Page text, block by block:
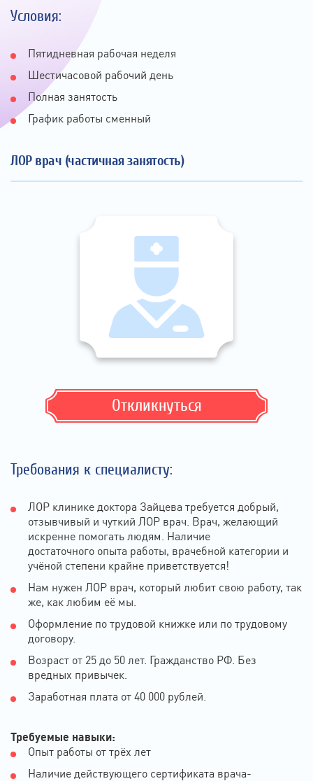
Условия:
Пятидневная рабочая неделя
Шестичасовой рабочий день
Полная занятость
График работы сменный
ЛОР врач (частичная занятость)
Откликнуться
Требования к специалисту:
ЛОР клинике доктора Зайцева требуется добрый,
отзывчивый и чуткий ЛОР врач. Врач, желающий
искренне помогать людям. Наличие
достаточного опыта работы, врачебной категории и
учёной степени крайне приветствуется!
Нам нужен ЛОР врач, который любит свою работу, так
же, как любим её мы.
Оформление по трудовой книжке или по трудовому
договору.
Возраст от 25 до 50 лет. Гражданство РФ. Без
вредных привычек.
Заработная плата от 40 000 рублей.
Требуемые навыки:
Опыт работы от трёх лет
Наличие действующего сертификата врача-